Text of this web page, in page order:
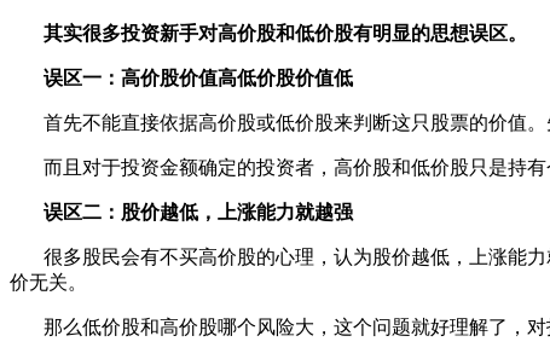
其实很多投资新手对高价股和低价股有明显的思想误区。
误区一：高价股价值高低价股价值低
首先不能直接依据高价股或低价股来判断这只股票的价值。
而且对于投资金额确定的投资者，高价股和低价股只是持有
误区二：股价越低，上涨能力就越强
很多股民会有不买高价股的心理，认为股价越低，上涨能力
价无关。
那么低价股和高价股哪个风险大，这个问题就好理解了，对